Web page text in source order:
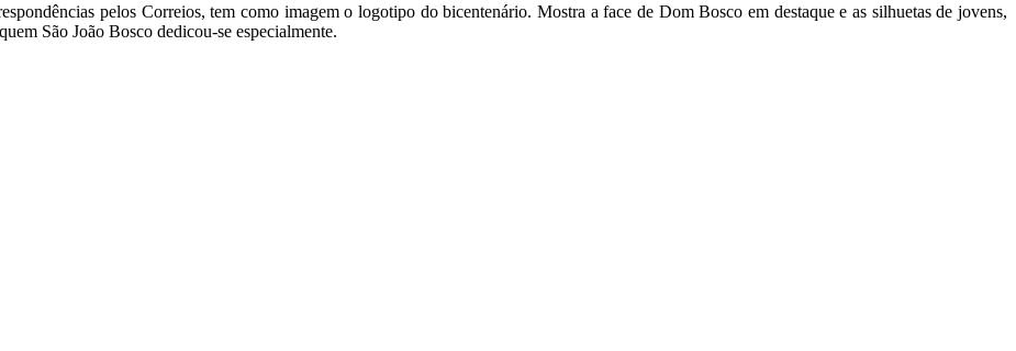
pelos Correios, tem como imagem o logotipo do bicentenário. Mostra a face de Dom Bosco em destaque e as silhuetas de jovens,
São João Bosco dedicou-se especialmente.